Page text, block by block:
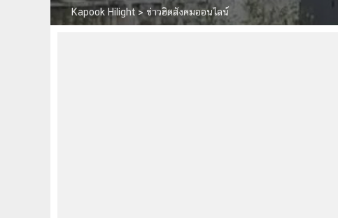
Kapook Hilight > ข่าวฮิตสังคมออนไลน์